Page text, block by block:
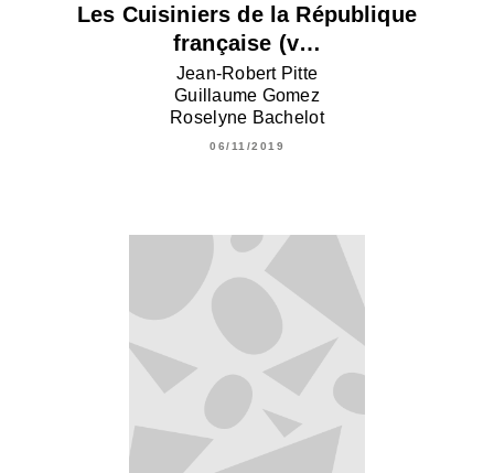
Les Cuisiniers de la République
française (v…
Jean-Robert Pitte
Guillaume Gomez
Roselyne Bachelot
06/11/2019